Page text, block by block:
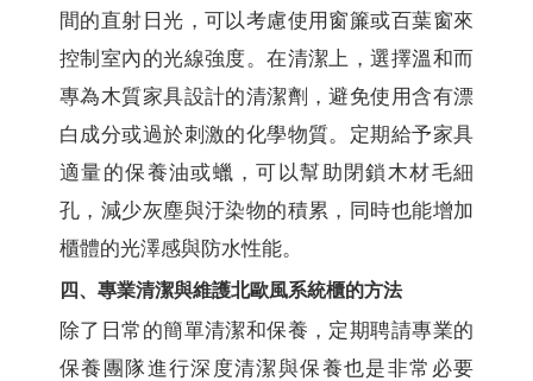
間的直射日光，可以考慮使用窗簾或百葉窗來
控制室內的光線強度。在清潔上，選擇溫和而
專為木質家具設計的清潔劑，避免使用含有漂
白成分或過於刺激的化學物質。定期給予家具
適量的保養油或蠟，可以幫助閉鎖木材毛細
孔，減少灰塵與汙染物的積累，同時也能增加
櫃體的光澤感與防水性能。
四、專業清潔與維護北歐風系統櫃的方法
除了日常的簡單清潔和保養，定期聘請專業的
保養團隊進行深度清潔與保養也是非常必要